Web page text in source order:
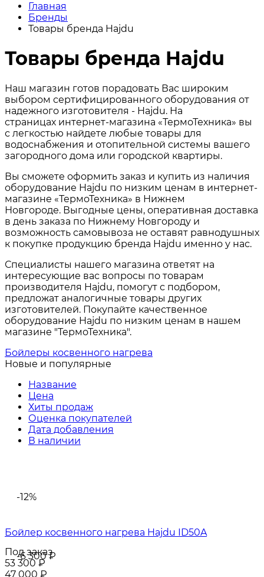
Главная
Бренды
Товары бренда Hajdu
Товары бренда Hajdu
Наш магазин готов порадовать Вас широким
выбором сертифицированного оборудования от
надежного изготовителя - Hajdu. На
страницах интернет-магазина «ТермоТехника» вы
с легкостью найдете любые товары для
водоснабжения и отопительной системы вашего
загородного дома или городской квартиры.
Вы сможете оформить заказ и купить из наличия
оборудование Hajdu по низким ценам в интернет-
магазине «ТермоТехника» в Нижнем
Новгороде. Выгодные цены, оперативная доставка
в день заказа по Нижнему Новгороду и
возможность самовывоза не оставят равнодушных
к покупке продукцию бренда Hajdu именно у нас.
Специалисты нашего магазина ответят на
интересующие вас вопросы по товарам
производителя Hajdu, помогут с подбором,
предложат аналогичные товары других
изготовителей. Покупайте качественное
оборудование Hajdu по низким ценам в нашем
магазине "ТермоТехника".
Бойлеры косвенного нагрева
Новые и популярные
Название
Цена
Хиты продаж
Оценка покупателей
Дата добавления
В наличии
-12%
-6 300₽
Бойлер косвенного нагрева Hajdu ID50A
Под заказ
53 300₽
47 000 ₽